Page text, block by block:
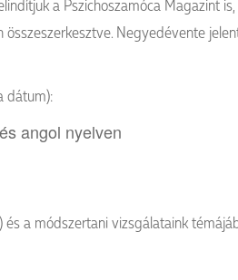
a Pszichoszamóca Magazint
Negyedévente
dátum):
angol nyelven
a módszertani vizsgálataink